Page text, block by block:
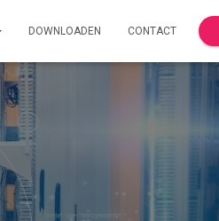
DOWNLOADEN CONTACT